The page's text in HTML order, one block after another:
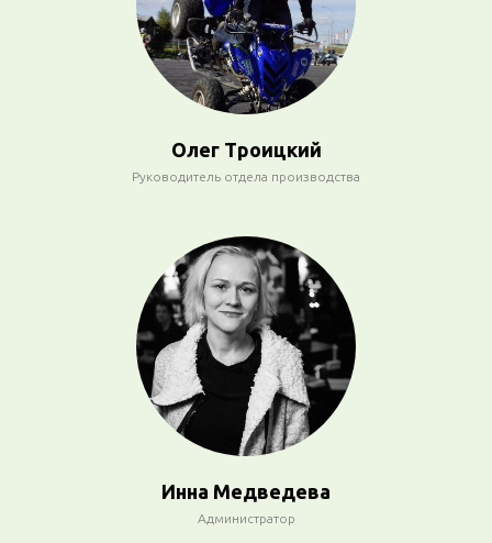
Олег Троицкий
Руководитель отдела производства
Инна Медведева
Администратор